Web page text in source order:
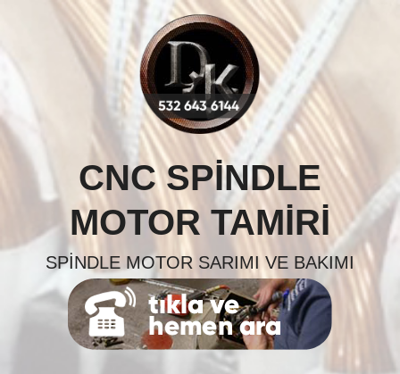
CNC SPINDLE
MOTOR TAMIRI
SPINDLE MOTOR SARIMI VE BAKIMI